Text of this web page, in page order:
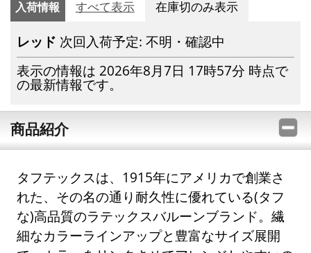
入荷情報 すべて表示 在庫切のみ表示
レッド 次回入荷予定: 不明・確認中
表示の情報は 2026年8月7日 17時57分 時点で
の最新情報です。
商品紹介
タフテックスは、1915年にアメリカで創業さ
れた、その名の通り耐久性に優れている(タフ
な)高品質のラテックスバルーンブランド。繊
細なカラーラインアップと豊富なサイズ展開